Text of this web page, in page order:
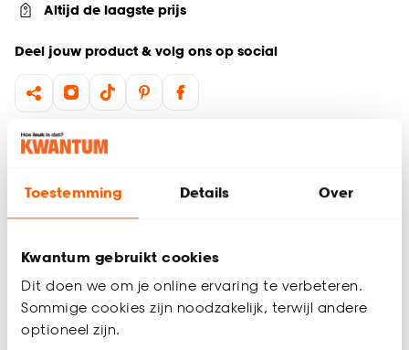
Toestemming Details Over
Kwantum gebruikt cookies
Dit doen we om je online ervaring te verbeteren.
Sommige cookies zijn noodzakelijk, terwijl andere
optioneel zijn.
Altijd de laagste prijs
Deel jouw product & volg ons op social
Productomschrijving
Inhoud van 80 ml
elk feestje vol gezelligheid. Met een inhoud van 80 ml is het
ideaal voor feestelijke shots. Voeg deze vrolijke shotglazen
toe aan je collectie en maak elke borrel bijzonder. Stijlvol,
speels en een echte eyecatcher op tafel! Ideaal voor
Productspecificaties